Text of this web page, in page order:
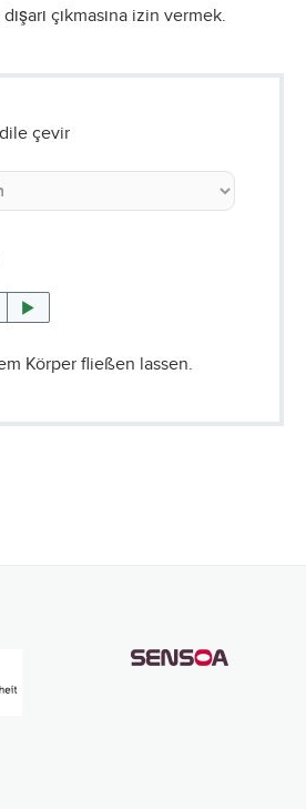
çıkmasına izin vermek.
çevir
Körper fließen lassen.